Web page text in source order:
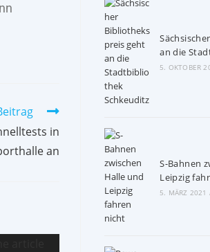
in
an
an die
5. OKTOBER
S-Bahnen
Leipzig
5. MÄRZ 2021